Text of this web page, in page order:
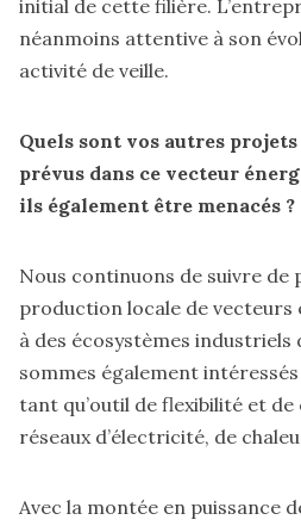
initial de cette filière.
néanmoins attentive à son
activité de veille.
Quels sont vos autres
prévus dans ce vecteur
ils également être menacés ?
Nous continuons de suivre de
production locale de vecteurs
à des écosystèmes industriels
sommes également
tant qu’outil de flexibilité et
réseaux d’électricité, de
Avec la montée en puissance